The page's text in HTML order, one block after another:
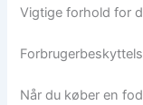
Vigtige forhold for
Når du køber en